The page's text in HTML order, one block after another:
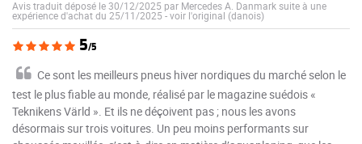
Avis traduit déposé le 30/12/2025 par Mercedes A. Danmark suite à une
expérience d'achat du 25/11/2025 -voir l'original (danois)
5/5
Ce sont les meilleurs pneus hiver nordiques du marché selon le
test le plus fiable au monde, réalisé par le magazine suédois «
Teknikens Värld ». Et ils ne déçoivent pas ; nous les avons
désormais sur trois voitures. Un peu moins performants sur